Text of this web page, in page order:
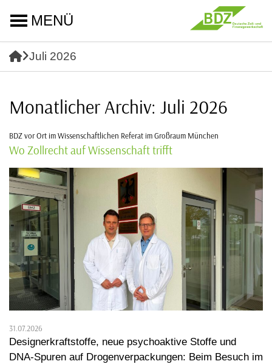
MENÜ
Juli 2026
Monatlicher Archiv: Juli 2026
BDZ vor Ort im Wissenschaftlichen Referat im Großraum München
Wo Zollrecht auf Wissenschaft trifft
31.07.2026
Designerkraftstoffe, neue psychoaktive Stoffe und
DNA-Spuren auf Drogenverpackungen: Beim Besuch im